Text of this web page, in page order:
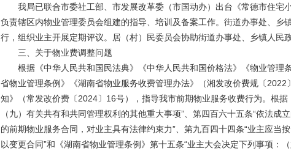
我局已联合市委社工部、市发展改革委（市国动办）出台《常德市住
负责辖区内物业管理委员会组建的指导、培训及备案工作。街道办事处、
行，组织业主开展定期评议。居（村）民委员会协助街道办事处、乡镇人民
三、关于物业费调整问题
根据《中华人民共和国民法典》《中华人民共和国价格法》《物业管
省物业管理条例》《湖南省物业服务收费管理办法》（湘发改价费规〔
知》（常发改价费〔2024〕16号），指导我市前期物业服务收费行为。根
（九）有关共有和共同管理权利的其他重大事项”、第四百六十五条“依法
的前期物业服务合同，对业主具有法律约束力”、第九百四十四条“业主应当
以变更合同”和《湖南省物业管理条例》第十五条“业主大会决定下列事项